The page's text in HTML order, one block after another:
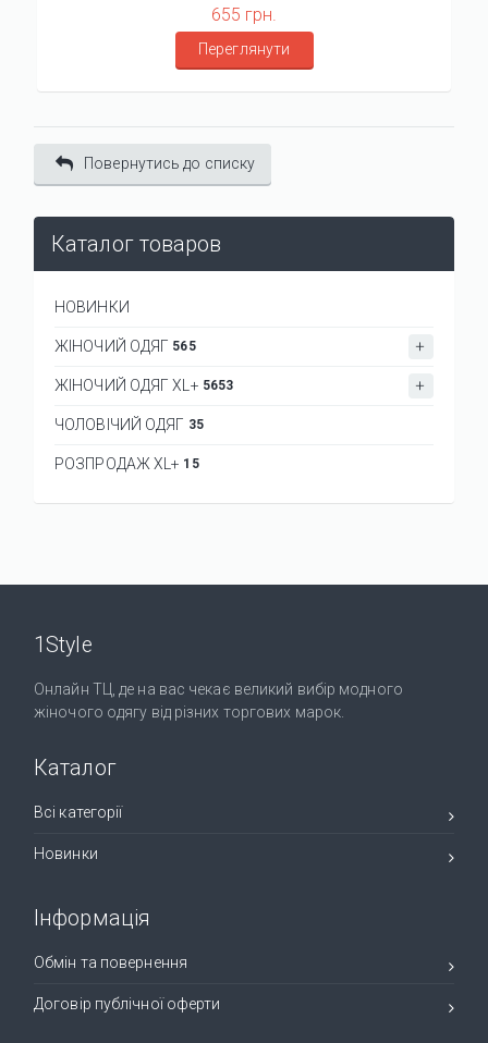
655 грн.
Переглянути
Повернутись до списку
Каталог товаров
НОВИНКИ
ЖІНОЧИЙ ОДЯГ 565
ЖІНОЧИЙ ОДЯГ XL+ 5653
ЧОЛОВІЧИЙ ОДЯГ 35
РОЗПРОДАЖ XL+ 15
1Style
Онлайн ТЦ, де на вас чекає великий вибір модного
жіночого одягу від різних торгових марок.
Каталог
Всі категорії
Новинки
Інформація
Обмін та повернення
Договір публічної оферти